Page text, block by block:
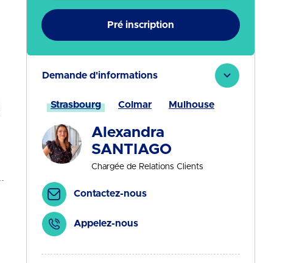
Pré inscription
Demande d'informations
Strasbourg Colmar Mulhouse
Alexandra
SANTIAGO
Chargée de Relations Clients
Contactez-nous
Appelez-nous